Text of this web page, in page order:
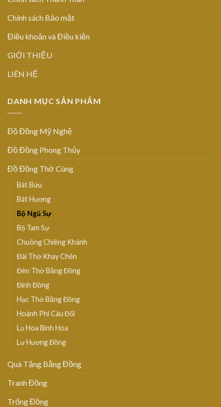
Chính sách Bảo mật
Điều khoản và Điều kiện
GIỚI THIỆU
LIÊN HỆ
DANH MỤC SẢN PHẨM
Đồ Đồng Mỹ Nghệ
Đồ Đồng Phong Thủy
Đồ Đồng Thờ Cúng
Bát Bửu
Bát Hương
Bộ Ngũ Sự
Bộ Tam Sự
Chuông Chiêng Khánh
Đài Thờ Khay Chén
Đèn Thờ Bằng Đồng
Đỉnh Đồng
Hạc Thờ Bằng Đồng
Hoành Phi Câu Đối
Lọ Hoa Bình Hoa
Lư Hương Đồng
Quà Tặng Bằng Đồng
Tranh Đồng
Trống Đồng